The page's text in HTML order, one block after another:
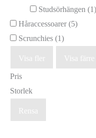
Studsörhängen (1)
Håraccessoarer (5)
Scrunchies (1)
Visa fler Visa färre
Pris
Storlek
Rensa